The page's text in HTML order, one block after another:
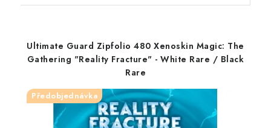
Ultimate Guard Zipfolio 480 Xenoskin Magic: The
Gathering "Reality Fracture" - White Rare / Black
Rare
Předobjednávka